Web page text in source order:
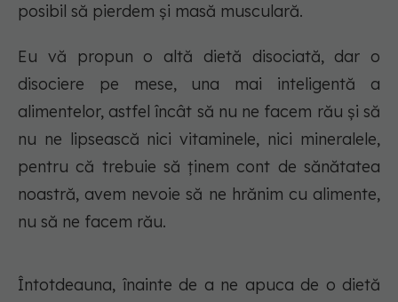
posibil să pierdem și masă musculară.
Eu vă propun o altă dietă disociată, dar o
disociere pe mese, una mai inteligentă a
alimentelor, astfel încât să nu ne facem rău și să
nu ne lipsească nici vitaminele, nici mineralele,
pentru că trebuie să ținem cont de sănătatea
noastră, avem nevoie să ne hrănim cu alimente,
nu să ne facem rău.
Întotdeauna, înainte de a ne apuca de o dietă